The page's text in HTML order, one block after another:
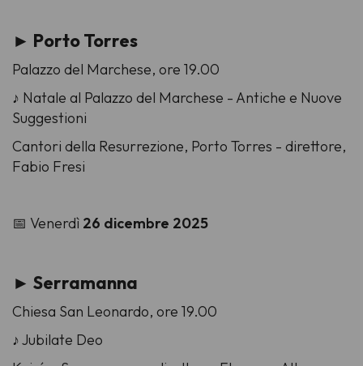
► Porto Torres
Palazzo del Marchese, ore 19.00
♪ Natale al Palazzo del Marchese - Antiche e Nuove
Suggestioni
Cantori della Resurrezione, Porto Torres - direttore,
Fabio Fresi
📅 Venerdì 26 dicembre 2025
► Serramanna
Chiesa San Leonardo, ore 19.00
♪ Jubilate Deo